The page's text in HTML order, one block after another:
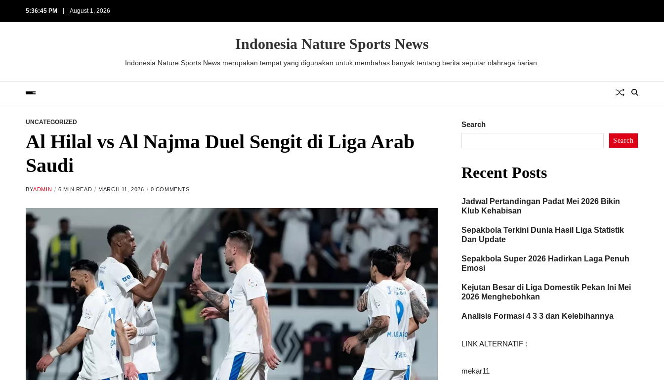
5:36:46 PM August 1, 2026
Indonesia Nature Sports News
Indonesia Nature Sports News merupakan tempat yang digunakan untuk membahas banyak tentang berita seputar olahraga harian.
UNCATEGORIZED
Al Hilal vs Al Najma Duel Sengit di Liga Arab
Saudi
BYADMIN 6 MIN READ MARCH 11, 2026 0 COMMENTS
Search
Search
Recent Posts
Jadwal Pertandingan Padat Mei 2026 Bikin
Klub Kehabisan
Sepakbola Terkini Dunia Hasil Liga Statistik
Dan Update
Sepakbola Super 2026 Hadirkan Laga Penuh
Emosi
Kejutan Besar di Liga Domestik Pekan Ini Mei
2026 Menghebohkan
Analisis Formasi 4 3 3 dan Kelebihannya
LINK ALTERNATIF :
mekar11